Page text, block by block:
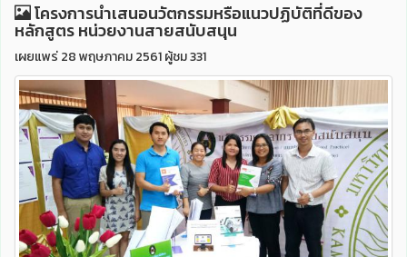
โครงการนำเสนอนวัตกรรมหรือแนวปฏิบัติที่ดีของ
หลักสูตร หน่วยงานสายสนับสนุน
เผยแพร่ 28 พฤษภาคม 2561 ผู้ชม 331